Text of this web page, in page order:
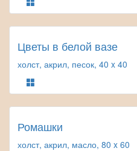
Цветы в белой вазе
холст, акрил, песок, 40 x 40
Ромашки
холст, акрил, масло, 80 x 60